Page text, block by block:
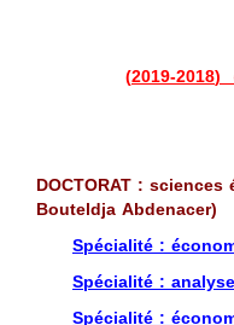
DOCTORAT :
Bouteldja Abdenacer)
Spécialité :
Spécialité :
Spécialité :